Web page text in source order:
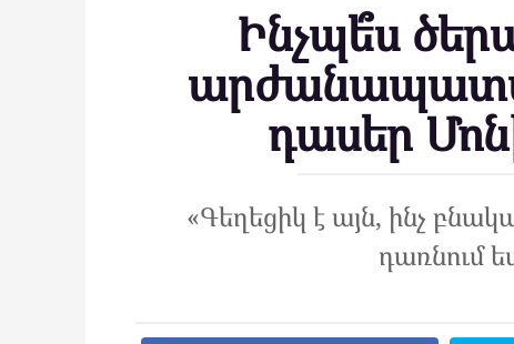
Ինչպե՞ս
դասեր
«Գեղեցիկ է այն, ինչ
դառնում